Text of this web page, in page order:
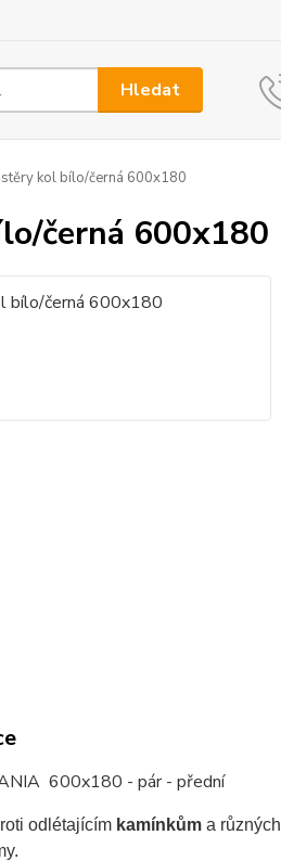
Hledat
kol bílo/černá 600x180
černá 600x180
600x180 - pár - přední
odlétajícím kamínkůma různých